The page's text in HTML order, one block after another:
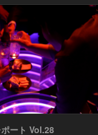
ート Vol.28